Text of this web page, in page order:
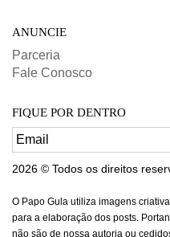
ANUNCIE
Parceria
Fale Conosco
FIQUE POR DENTRO
2026 © Todos os direitos
O Papo Gula utiliza imagens
para a elaboração dos posts.
não são de nossa autoria ou